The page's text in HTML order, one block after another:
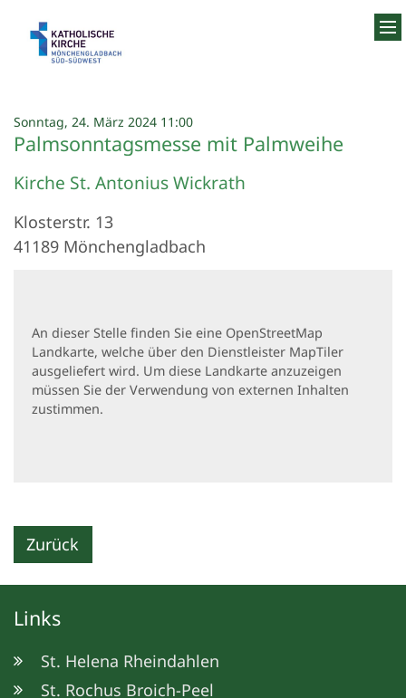
Sonntag, 24. März 2024 11:00:
Palmsonntagsmesse mit Palmweihe
Kirche St. Antonius Wickrath
Klosterstr. 13
41189 Mönchengladbach
An dieser Stelle finden Sie eine OpenStreetMap
Landkarte, welche über den Dienstleister MapTiler
ausgeliefert wird. Um diese Landkarte anzuzeigen
müssen Sie der Verwendung von externen Inhalten
zustimmen.
Zurück
Links
St. Helena Rheindahlen
St. Rochus Broich-Peel